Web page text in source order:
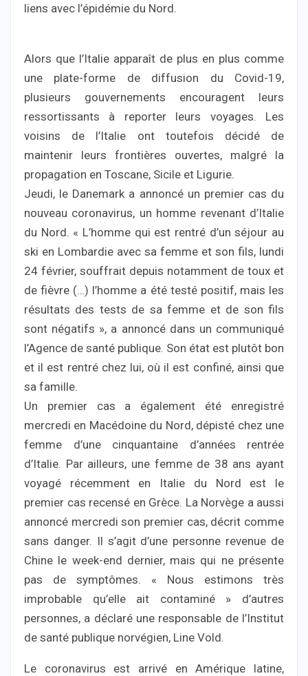
liens avec l’épidémie du Nord.
Alors que l’Italie apparaît de plus en plus comme
une plate-forme de diffusion du Covid-19,
plusieurs gouvernements encouragent leurs
ressortissants à reporter leurs voyages. Les
voisins de l’Italie ont toutefois décidé de
maintenir leurs frontières ouvertes, malgré la
propagation en Toscane, Sicile et Ligurie.
Jeudi, le Danemark a annoncé un premier cas du
nouveau coronavirus, un homme revenant d’Italie
du Nord. « L’homme qui est rentré d’un séjour au
ski en Lombardie avec sa femme et son fils, lundi
24 février, souffrait depuis notamment de toux et
de fièvre (…) l’homme a été testé positif, mais les
résultats des tests de sa femme et de son fils
sont négatifs », a annoncé dans un communiqué
l’Agence de santé publique. Son état est plutôt bon
et il est rentré chez lui, où il est confiné, ainsi que
sa famille.
Un premier cas a également été enregistré
mercredi en Macédoine du Nord, dépisté chez une
femme d’une cinquantaine d’années rentrée
d’Italie. Par ailleurs, une femme de 38 ans ayant
voyagé récemment en Italie du Nord est le
premier cas recensé en Grèce. La Norvège a aussi
annoncé mercredi son premier cas, décrit comme
sans danger. Il s’agit d’une personne revenue de
Chine le week-end dernier, mais qui ne présente
pas de symptômes. « Nous estimons très
improbable qu’elle ait contaminé » d’autres
personnes, a déclaré une responsable de l’Institut
de santé publique norvégien, Line Vold.
Le coronavirus est arrivé en Amérique latine,